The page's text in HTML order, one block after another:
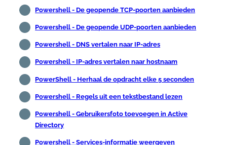
Powershell - De geopende TCP-poorten aanbieden
Powershell - De geopende UDP-poorten aanbieden
Powershell - DNS vertalen naar IP-adres
Powershell - IP-adres vertalen naar hostnaam
PowerShell - Herhaal de opdracht elke 5 seconden
Powershell - Regels uit een tekstbestand lezen
Powershell - Gebruikersfoto toevoegen in Active
Directory
Powershell - Services-informatie weergeven